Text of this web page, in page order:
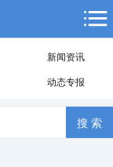
新闻资讯
动态专报